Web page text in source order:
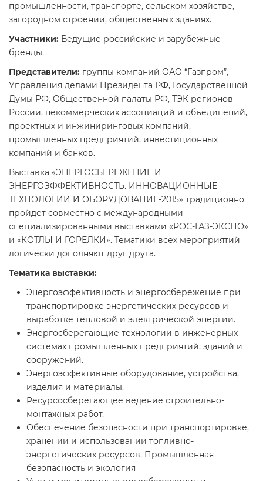
промышленности, транспорте, сельском хозяйстве,
загородном строении, общественных зданиях.
Участники: Ведущие российские и зарубежные
бренды.
Представители: группы компаний ОАО “Газпром”,
Управления делами Президента РФ, Государственной
Думы РФ, Общественной палаты РФ, ТЭК регионов
России, некоммерческих ассоциаций и объединений,
проектных и инжиниринговых компаний,
промышленных предприятий, инвестиционных
компаний и банков.
Выставка «ЭНЕРГОСБЕРЕЖЕНИЕ И
ЭНЕРГОЭФФЕКТИВНОСТЬ. ИННОВАЦИОННЫЕ
ТЕХНОЛОГИИ И ОБОРУДОВАНИЕ-2015» традиционно
пройдет совместно с международными
специализированными выставками «РОС-ГАЗ-ЭКСПО»
и «КОТЛЫ И ГОРЕЛКИ». Тематики всех мероприятий
логически дополняют друг друга.
Тематика выставки:
Энергоэффективность и энергосбережение при
транспортировке энергетических ресурсов и
выработке тепловой и электрической энергии.
Энергосберегающие технологии в инженерных
системах промышленных предприятий, зданий и
сооружений.
Энергоэффективные оборудование, устройства,
изделия и материалы.
Ресурсосберегающее ведение строительно-
монтажных работ.
Обеспечение безопасности при транспортировке,
хранении и использовании топливно-
энергетических ресурсов. Промышленная
безопасность и экология